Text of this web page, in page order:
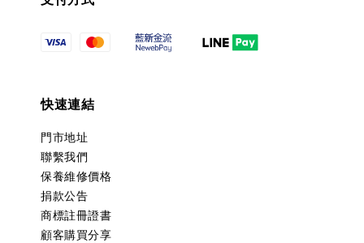
快速連結
門市地址
聯繫我們
保養維修價格
捐款公告
商標註冊證書
顧客購買分享